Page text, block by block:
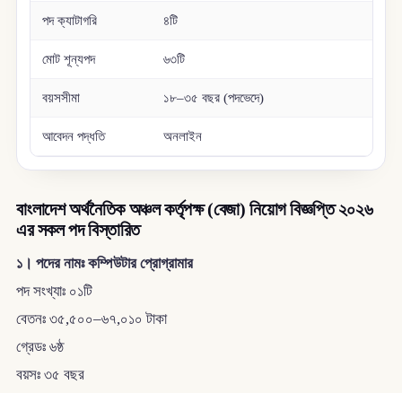
পদ ক্যাটাগরি ৪টি
মোট শূন্যপদ ৬৩টি
বয়সসীমা ১৮–৩৫ বছর (পদভেদে)
আবেদন পদ্ধতি অনলাইন
বাংলাদেশ অর্থনৈতিক অঞ্চল কর্তৃপক্ষ (বেজা) নিয়োগ বিজ্ঞপ্তি ২০২৬
এর সকল পদ বিস্তারিত
১। পদের নামঃ কম্পিউটার প্রোগ্রামার
পদ সংখ্যাঃ ০১টি
বেতনঃ ৩৫,৫০০–৬৭,০১০ টাকা
গ্রেডঃ ৬ষ্ঠ
বয়সঃ ৩৫ বছর